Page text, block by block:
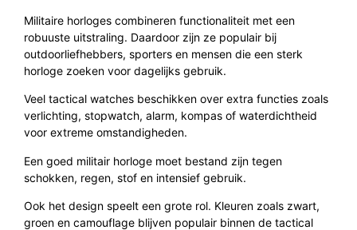
Militaire horloges combineren functionaliteit met een
robuuste uitstraling. Daardoor zijn ze populair bij
outdoorliefhebbers, sporters en mensen die een sterk
horloge zoeken voor dagelijks gebruik.
Veel tactical watches beschikken over extra functies zoals
verlichting, stopwatch, alarm, kompas of waterdichtheid
voor extreme omstandigheden.
Een goed militair horloge moet bestand zijn tegen
schokken, regen, stof en intensief gebruik.
Ook het design speelt een grote rol. Kleuren zoals zwart,
groen en camouflage blijven populair binnen de tactical